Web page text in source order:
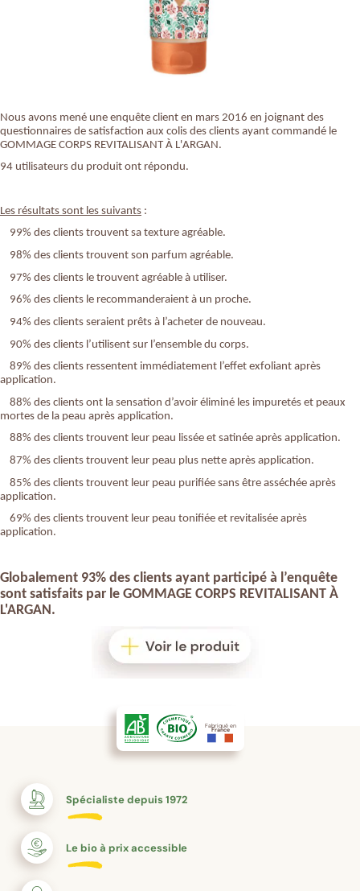
Nous avons mené une enquête client en mars 2016 en joignant des
questionnaires de satisfaction aux colis des clients ayant commandé le
GOMMAGE CORPS REVITALISANT À L'ARGAN.
94 utilisateurs du produit ont répondu.
Les résultats sont les suivants :
99% des clients trouvent sa texture agréable.
98% des clients trouvent son parfum agréable.
97% des clients le trouvent agréable à utiliser.
96% des clients le recommanderaient à un proche.
94% des clients seraient prêts à l’acheter de nouveau.
90% des clients l’utilisent sur l’ensemble du corps.
89% des clients ressentent immédiatement l’effet exfoliant après
application.
88% des clients ont la sensation d’avoir éliminé les impuretés et peaux
mortes de la peau après application.
88% des clients trouvent leur peau lissée et satinée après application.
87% des clients trouvent leur peau plus nette après application.
85% des clients trouvent leur peau purifiée sans être asséchée après
application.
69% des clients trouvent leur peau tonifiée et revitalisée après
application.
Globalement 93% des clients ayant participé à l’enquête
sont satisfaits par le GOMMAGE CORPS REVITALISANT À
L'ARGAN .
Fabriqué en
France
Spécialiste depuis 1972
Le bio à prix accessible